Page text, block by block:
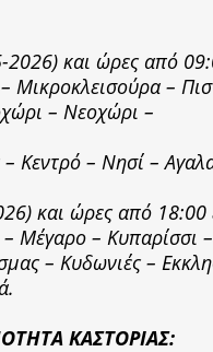
2026) και ώρες από
Μικροκλεισούρα –
– Νεοχώρι –
Κεντρό – Νησί –
και ώρες από
Μέγαρο – Κυπαρίσσι
– Κυδωνιές –
ΚΑΣΤΟΡΙΑΣ: